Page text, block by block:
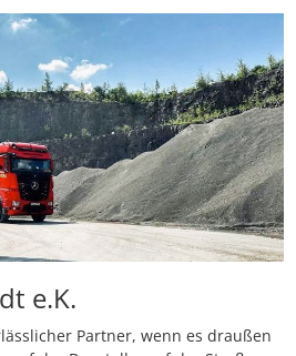
e.K.
Partner, wenn es draußen